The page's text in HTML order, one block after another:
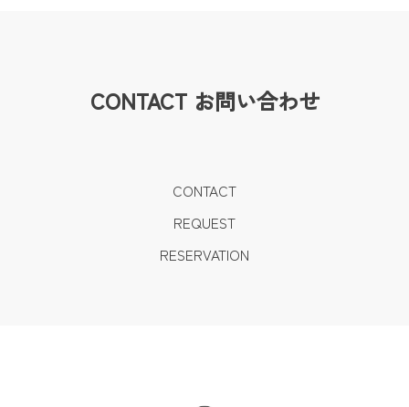
CONTACT お問い合わせ
CONTACT
REQUEST
RESERVATION